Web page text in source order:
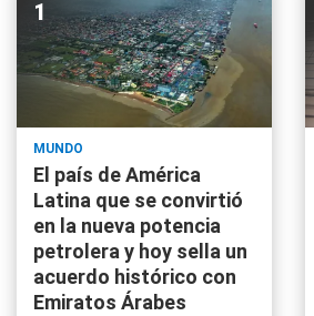
MUNDO
El país de América
Latina que se convirtió
en la nueva potencia
petrolera y hoy sella un
acuerdo histórico con
Emiratos Árabes